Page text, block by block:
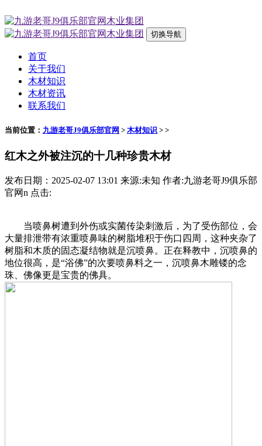
切换导航
首页
关于我们
木材知识
木材资讯
联系我们
当前位置： 九游老哥J9俱乐部官网 > 木材知识 > >
红木之外被注沉的十几种珍贵木材
发布日期：2025-02-07 13:01 来源:未知 作者:九游老哥J9俱乐部
官网n 点击:
当喷鼻树遭到外伤或实菌传染刺激后，为了受伤部位，会
大量排泄带有浓重喷鼻味的树脂堆积于伤口四周，这种夹杂了
树脂和木质的固态凝结物就是沉喷鼻。正在释教中，沉喷鼻的
地位很高，是“浴佛”的次要喷鼻料之一，沉喷鼻木雕镂的念
珠、佛像更是宝贵的佛具。